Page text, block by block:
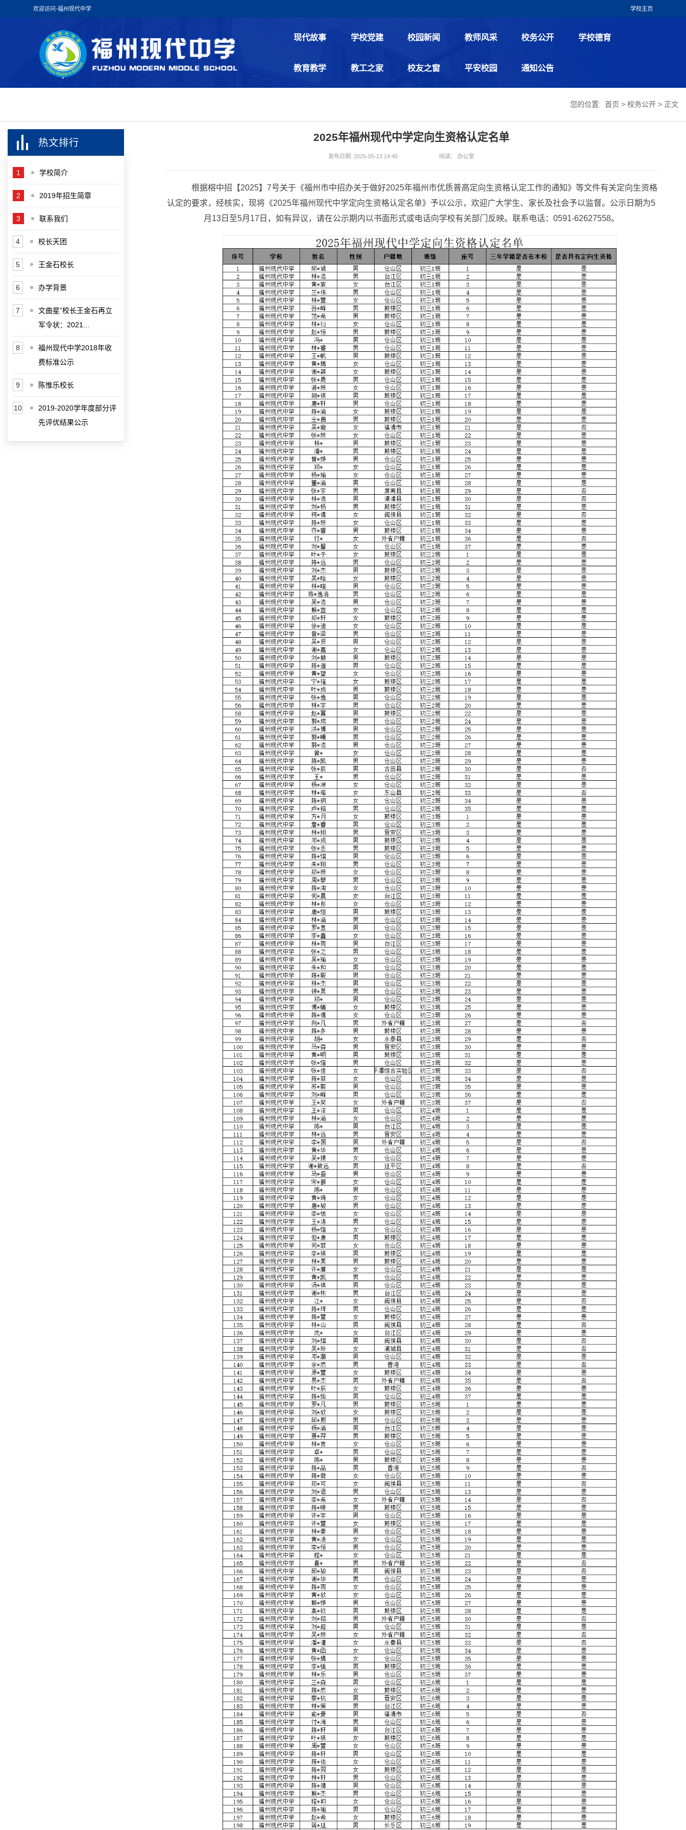
欢迎访问-福州现代中学 学校主页
现代故事 学校党建 校园新闻 教师风采 校务公开 学校德育
教育教学 教工之家 校友之窗 平安校园 通知公告
您的位置: 首页 > 校务公开 > 正文
热文排行
1 学校简介
2 2019年招生简章
3 联系我们
4 校长天团
5 王金石校长
6 办学背景
7
文曲星”校长王金石再立
军令状：2021...
8
福州现代中学2018年收
费标准公示
9 陈惟乐校长
10
2019-2020学年度部分评
先评优结果公示
2025年福州现代中学定向生资格认定名单
发布日期: 2025-05-13 14:40 阅读：办公室
根据榕中招【2025】7号关于《福州市中招办关于做好2025年福州市优质普高定向生资格认定工作的通知》等文件有关定向生资格
认定的要求，经核实，现将《2025年福州现代中学定向生资格认定名单》予以公示，欢迎广大学生、家长及社会予以监督。公示日期为5
月13日至5月17日，如有异议，请在公示期内以书面形式或电话向学校有关部门反映。联系电话：0591-62627558。